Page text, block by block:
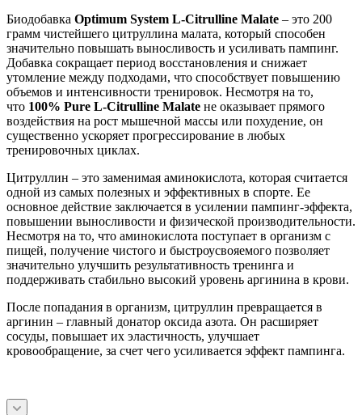
Биодобавка Optimum System L-Citrulline Malate – это 200
грамм чистейшего цитруллина малата, который способен
значительно повышать выносливость и усиливать пампинг.
Добавка сокращает период восстановления и снижает
утомление между подходами, что способствует повышению
объемов и интенсивности тренировок. Несмотря на то,
что 100% Pure L-Citrulline Malate не оказывает прямого
воздействия на рост мышечной массы или похудение, он
существенно ускоряет прогрессирование в любых
тренировочных циклах.
Цитруллин – это заменимая аминокислота, которая считается
одной из самых полезных и эффективных в спорте. Ее
основное действие заключается в усилении пампинг-эффекта,
повышении выносливости и физической производительности.
Несмотря на то, что аминокислота поступает в организм с
пищей, получение чистого и быстроусвояемого позволяет
значительно улучшить результативность тренинга и
поддерживать стабильно высокий уровень аргинина в крови.
После попадания в организм, цитруллин превращается в
аргинин – главный донатор оксида азота. Он расширяет
сосуды, повышает их эластичность, улучшает
кровообращение, за счет чего усиливается эффект пампинга.